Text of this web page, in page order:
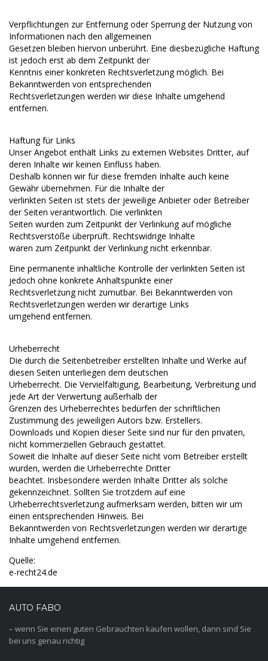
Verpflichtungen zur Entfernung oder Sperrung der Nutzung von
Informationen nach den allgemeinen
Gesetzen bleiben hiervon unberührt. Eine diesbezügliche Haftung
ist jedoch erst ab dem Zeitpunkt der
Kenntnis einer konkreten Rechtsverletzung möglich. Bei
Bekanntwerden von entsprechenden
Rechtsverletzungen werden wir diese Inhalte umgehend
entfernen.
Haftung für Links
Unser Angebot enthält Links zu externen Websites Dritter, auf
deren Inhalte wir keinen Einfluss haben.
Deshalb können wir für diese fremden Inhalte auch keine
Gewähr übernehmen. Für die Inhalte der
verlinkten Seiten ist stets der jeweilige Anbieter oder Betreiber
der Seiten verantwortlich. Die verlinkten
Seiten wurden zum Zeitpunkt der Verlinkung auf mögliche
Rechtsverstöße überprüft. Rechtswidrige Inhalte
waren zum Zeitpunkt der Verlinkung nicht erkennbar.
Eine permanente inhaltliche Kontrolle der verlinkten Seiten ist
jedoch ohne konkrete Anhaltspunkte einer
Rechtsverletzung nicht zumutbar. Bei Bekanntwerden von
Rechtsverletzungen werden wir derartige Links
umgehend entfernen.
Urheberrecht
Die durch die Seitenbetreiber erstellten Inhalte und Werke auf
diesen Seiten unterliegen dem deutschen
Urheberrecht. Die Vervielfältigung, Bearbeitung, Verbreitung und
jede Art der Verwertung außerhalb der
Grenzen des Urheberrechtes bedürfen der schriftlichen
Zustimmung des jeweiligen Autors bzw. Erstellers.
Downloads und Kopien dieser Seite sind nur für den privaten,
nicht kommerziellen Gebrauch gestattet.
Soweit die Inhalte auf dieser Seite nicht vom Betreiber erstellt
wurden, werden die Urheberrechte Dritter
beachtet. Insbesondere werden Inhalte Dritter als solche
gekennzeichnet. Sollten Sie trotzdem auf eine
Urheberrechtsverletzung aufmerksam werden, bitten wir um
einen entsprechenden Hinweis. Bei
Bekanntwerden von Rechtsverletzungen werden wir derartige
Inhalte umgehend entfernen.
Quelle:
e-recht24.de
AUTO FABO
– wenn Sie einen guten Gebrauchten kaufen wollen, dann sind Sie
bei uns genau richtig